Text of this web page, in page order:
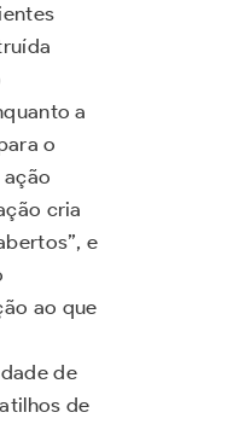
a
o
cria
e
ao que
de
de